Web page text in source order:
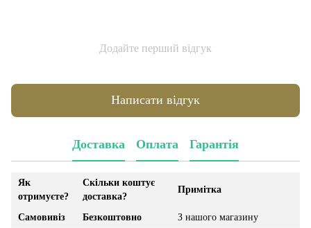
Додайте перший відгук
Написати відгук
Доставка Оплата Гарантія
Як
отримуєте?
Скільки коштує
доставка?
Примітка
Самовивіз Безкоштовно
З нашого магазину